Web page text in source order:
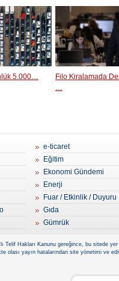
5.000…
Filo Kiralamada
…
e-ticaret
Eğitim
Ekonomi Gündemi
Enerji
Fuar / Etkinlik / Duyuru
Gıda
Gümrük
Telif Hakları Kanunu gereğince, bu sitede
olası yayın hatalarından site yönetimi ve